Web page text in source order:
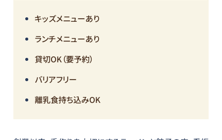
キッズメニューあり
ランチメニューあり
貸切OK（要予約）
バリアフリー
離乳食持ち込みOK